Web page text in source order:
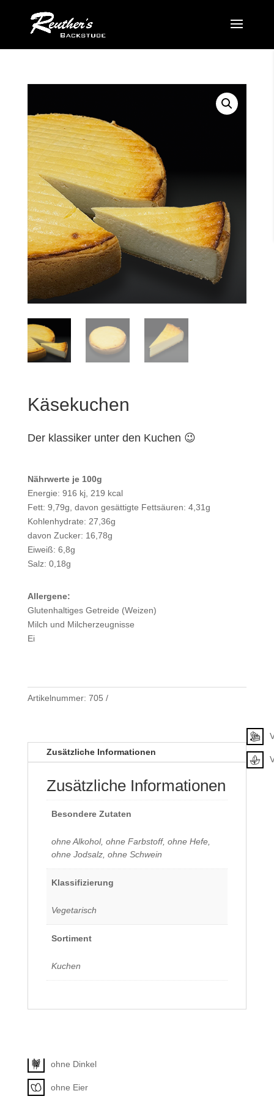
Käsekuchen
Der klassiker unter den Kuchen 😉
Nährwerte je 100g
Energie: 916 kj, 219 kcal
Fett: 9,79g, davon gesättigte Fettsäuren: 4,31g
Kohlenhydrate: 27,36g
davon Zucker: 16,78g
Eiweiß: 6,8g
Salz: 0,18g
Allergene:
Glutenhaltiges Getreide (Weizen)
Milch und Milcherzeugnisse
Ei
Artikelnummer: 705
Zusätzliche Informationen
Zusätzliche Informationen
Besondere Zutaten
ohne Alkohol, ohne Farbstoff, ohne Hefe,
ohne Jodsalz, ohne Schwein
Klassifizierung
Vegetarisch
Sortiment
Kuchen
ohne Dinkel
ohne Eier